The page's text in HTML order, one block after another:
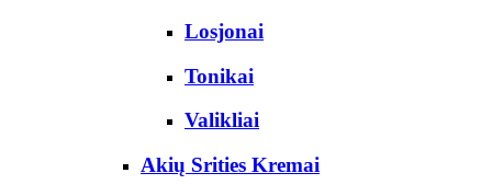
Losjonai
Tonikai
Valikliai
Akių Srities Kremai